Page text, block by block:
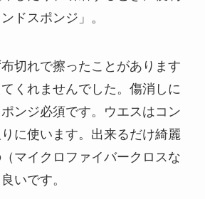
ドスポンジ」。
切れで擦ったことがあります
くれませんでした。傷消しに
ンジ必須です。ウエスはコン
に使います。出来るだけ綺麗
マイクロファイバークロスな
いです。